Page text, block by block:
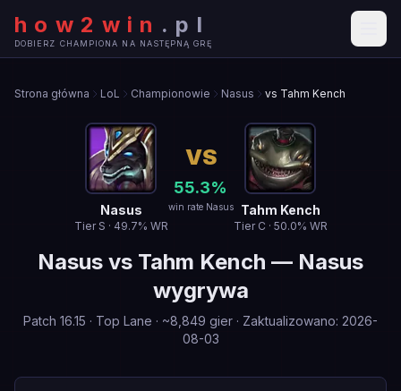
how2win . pl
DOBIERZ CHAMPIONA NA NASTĘPNĄ GRĘ
Strona główna LoL Championowie Nasus vs Tahm Kench
Nasus
Tier S · 49.7% WR
VS
55.3%
win rate Nasus Tahm Kench
Tier C · 50.0% WR
Nasus vs Tahm Kench — Nasus
wygrywa
Patch 16.15 · Top Lane · ~8,849 gier · Zaktualizowano: 2026-
08-03